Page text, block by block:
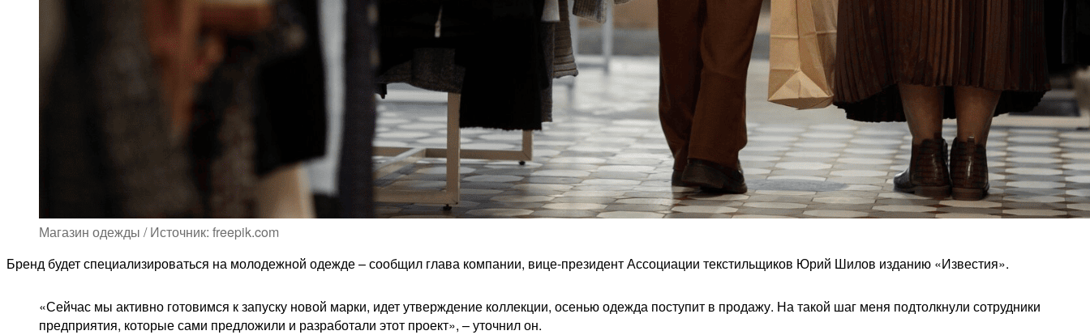
Магазин одежды / Источник: freepik.com
Бренд будет специализироваться на молодежной одежде – сообщил глава компании, вице-президент Ассоциации текстильщиков Юрий Шилов изданию «Известия».
«Сейчас мы активно готовимся к запуску новой марки, идет утверждение коллекции, осенью одежда поступит в продажу. На такой шаг меня подтолкнули сотрудники
предприятия, которые сами предложили и разработали этот проект», – уточнил он.